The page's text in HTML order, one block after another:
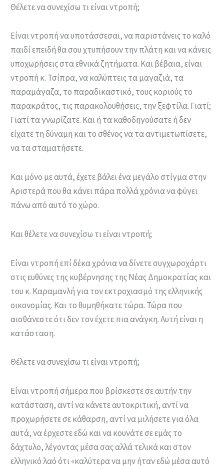
Θέλετε να συνεχίσω τι είναι ντροπή;
Είναι ντροπή να υποτάσσεσαι, να παριστάνεις το καλό
παιδί επειδή θα σου χτυπήσουν την πλάτη και να κάνεις
υποχωρήσεις στα εθνικά ζητήματα. Και βέβαια, είναι
ντροπή κ. Τσίπρα, να καλύπτεις τα μαγαζιά, τα
παραμάγαζα, το παραδικαστικό, τους κοριούς το
παρακράτος, τις παρακολουθήσεις, την ξεφτίλα. Γιατί;
Γιατί τα γνωρίζατε. Και ή τα καθοδηγούσατε ή δεν
είχατε τη δύναμη και το σθένος να τα αντιμετωπίσετε,
να τα σταματήσετε.
Και μόνο με αυτά, έχετε βάλει ένα μεγάλο στίγμα στην
Αριστερά που θα κάνει πάρα πολλά χρόνια να φύγει
πάνω από αυτό το χώρο.
Και θέλετε να συνεχίσω τι είναι ντροπή;
Είναι ντροπή επί δέκα χρόνια να δίνετε συγχωροχάρτι
στις ευθύνες της κυβέρνησης της Νέας Δημοκρατίας και
του κ. Καραμανλή για τον εκτροχιασμό της ελληνικής
οικονομίας. Και το θυμηθήκατε τώρα. Τώρα που
αισθάνεστε ότι δεν τον έχετε πια ανάγκη. Αυτή είναι η
κατάσταση.
Θέλετε να συνεχίσω τι είναι ντροπή;
Είναι ντροπή σήμερα που βρίσκεστε σε αυτήν την
κατάσταση, αντί να κάνετε αυτοκριτική, αντί να
προχωρήσετε σε κάθαρση, αντί να μιλήσετε για όλα
αυτά, να έρχεστε εδώ και να κουνάτε σε εμάς το
δάχτυλο, λέγοντας μέσα σας αλλά τελικά και στον
ελληνικό λαό ότι «καλύτερα να μην ήταν εδώ μέσα αυτό